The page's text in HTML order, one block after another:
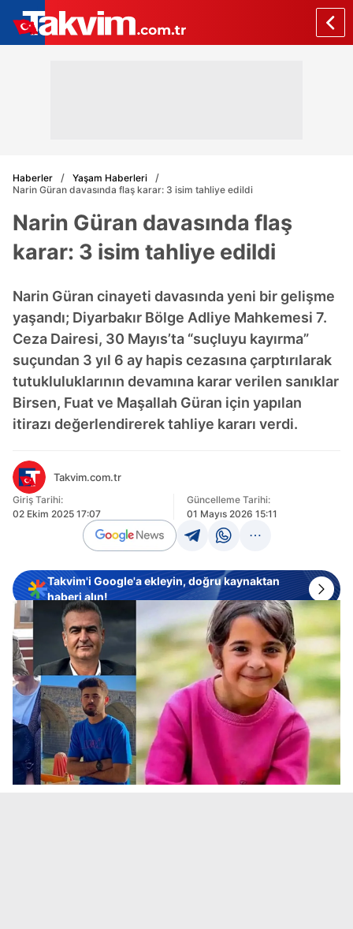
Haberler
Yaşam Haberleri
Narin Güran davasında flaş karar: 3 isim tahliye edildi
Narin Güran davasında flaş
karar: 3 isim tahliye edildi
Narin Güran cinayeti davasında yeni bir gelişme
yaşandı; Diyarbakır Bölge Adliye Mahkemesi 7.
Ceza Dairesi, 30 Mayıs’ta “suçluyu kayırma”
suçundan 3 yıl 6 ay hapis cezasına çarptırılarak
tutukluluklarının devamına karar verilen sanıklar
Birsen, Fuat ve Maşallah Güran için yapılan
itirazı değerlendirerek tahliye kararı verdi.
Takvim.com.tr
Giriş Tarihi:
02 Ekim 2025 17:07
Güncelleme Tarihi:
01 Mayıs 2026 15:11
Takvim'i Google'a ekleyin, doğru kaynaktan
haberi alın!